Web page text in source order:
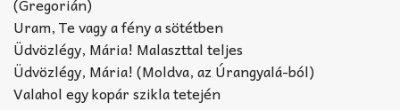
Uram, Te vagy a fény a sötétben
Üdvözlégy, Mária! Malaszttal teljes
Üdvözlégy, Mária! (Moldva, az Úrangyalá-ból)
Valahol egy kopár szikla tetején